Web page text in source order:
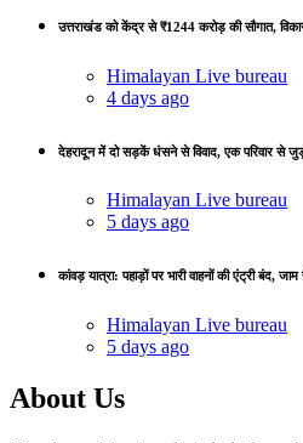
उत्तराखंड को केंद्र से ₹1244 करोड़ की सौगात,
Himalayan Live bureau
4 days ago
देहरादून में दो सड़कें धंसने से विवाद, एक परिवार से
Himalayan Live bureau
5 days ago
कांवड़ यात्रा: पहाड़ों पर भारी वाहनों की एंट्री बंद,
Himalayan Live bureau
5 days ago
About Us